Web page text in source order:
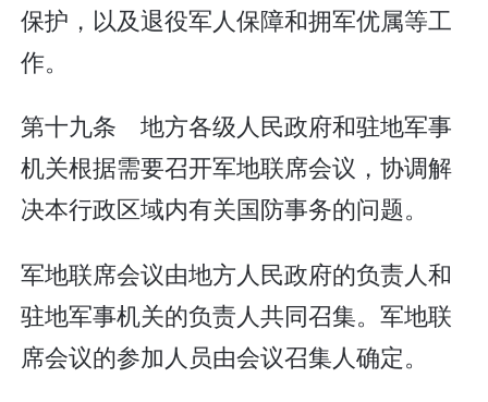
保护，以及退役军人保障和拥军优属等工
作。
第十九条 地方各级人民政府和驻地军事
机关根据需要召开军地联席会议，协调解
决本行政区域内有关国防事务的问题。
军地联席会议由地方人民政府的负责人和
驻地军事机关的负责人共同召集。军地联
席会议的参加人员由会议召集人确定。